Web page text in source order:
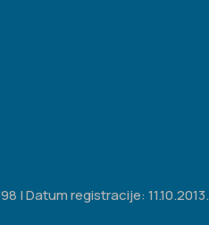
| Datum registracije: 11.10.2013.